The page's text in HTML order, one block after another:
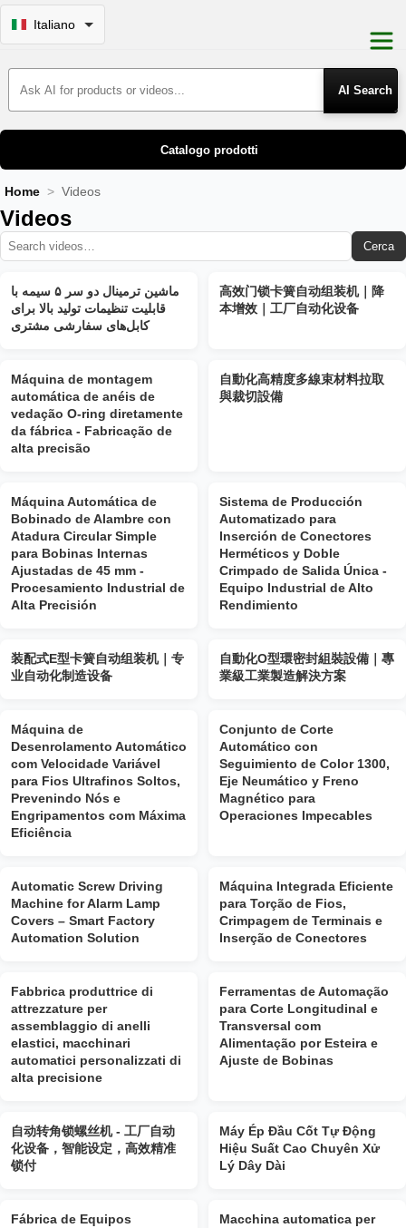
Italiano
Search Products
Catalogo prodotti
Home Videos
Videos
Cerca
ماشین ترمینال دو سر ۵ سیمه با
قابلیت تنظیمات تولید بالا برای
کابل‌های سفارشی مشتری
高效门锁卡簧自动组装机｜降
本增效｜工厂自动化设备
Máquina de montagem
automática de anéis de
vedação O-ring diretamente
da fábrica - Fabricação de
alta precisão
自動化高精度多線束材料拉取
與裁切設備
Máquina Automática de
Bobinado de Alambre con
Atadura Circular Simple
para Bobinas Internas
Ajustadas de 45 mm -
Procesamiento Industrial de
Alta Precisión
Sistema de Producción
Automatizado para
Inserción de Conectores
Herméticos y Doble
Crimpado de Salida Única -
Equipo Industrial de Alto
Rendimiento
装配式E型卡簧自动组装机｜专
业自动化制造设备
自動化O型環密封組裝設備｜專
業級工業製造解決方案
Máquina de
Desenrolamento Automático
com Velocidade Variável
para Fios Ultrafinos Soltos,
Prevenindo Nós e
Engripamentos com Máxima
Eficiência
Conjunto de Corte
Automático con
Seguimiento de Color 1300,
Eje Neumático y Freno
Magnético para
Operaciones Impecables
Automatic Screw Driving
Machine for Alarm Lamp
Covers – Smart Factory
Automation Solution
Máquina Integrada Eficiente
para Torção de Fios,
Crimpagem de Terminais e
Inserção de Conectores
Fabbrica produttrice di
attrezzature per
assemblaggio di anelli
elastici, macchinari
automatici personalizzati di
alta precisione
Ferramentas de Automação
para Corte Longitudinal e
Transversal com
Alimentação por Esteira e
Ajuste de Bobinas
自动转角锁螺丝机 - 工厂自动
化设备，智能设定，高效精准
锁付
Máy Ép Đầu Cốt Tự Động
Hiệu Suất Cao Chuyên Xử
Lý Dây Dài
Fábrica de Equipos
Macchina automatica per